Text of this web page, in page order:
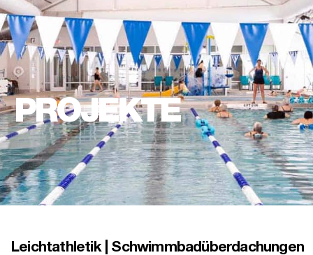
Sprung Vorteil
Fachleute
Über uns
PROJEKTE
Leichtathletik | Schwimmbadüberdachungen